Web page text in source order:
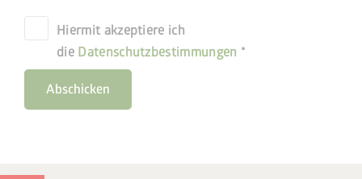
Hiermit akzeptiere ich
die Datenschutzbestimmungen
Abschicken